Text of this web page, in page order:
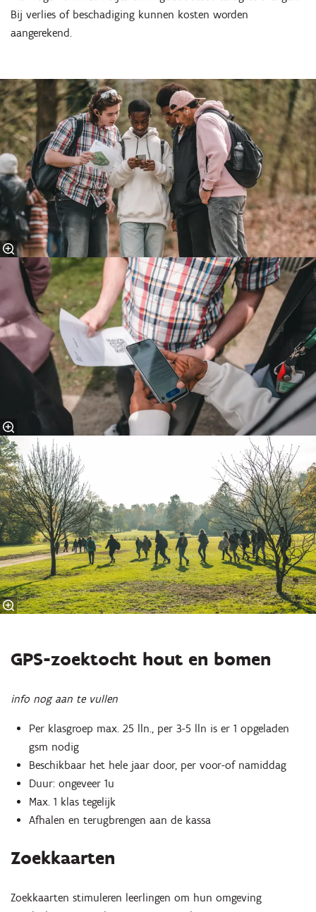
Bij verlies of beschadiging kunnen kosten worden
aangerekend.
GPS-zoektocht hout en bomen
info nog aan te vullen
Per klasgroep max. 25 lln., per 3-5 lln is er 1 opgeladen
gsm nodig
Beschikbaar het hele jaar door, per voor-of namiddag
Duur: ongeveer 1u
Max. 1 klas tegelijk
Afhalen en terugbrengen aan de kassa
Zoekkaarten
Zoekkaarten stimuleren leerlingen om hun omgeving